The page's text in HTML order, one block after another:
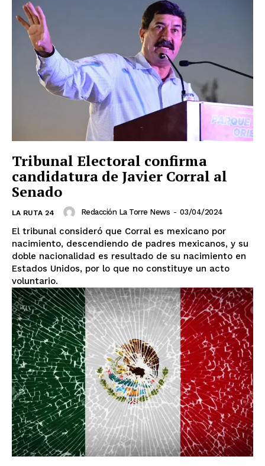
Tribunal Electoral confirma
candidatura de Javier Corral al
Senado
LA RUTA 24 Redacción La Torre News - 03/04/2024
El tribunal consideró que Corral es mexicano por
nacimiento, descendiendo de padres mexicanos, y su
doble nacionalidad es resultado de su nacimiento en
Estados Unidos, por lo que no constituye un acto
voluntario.